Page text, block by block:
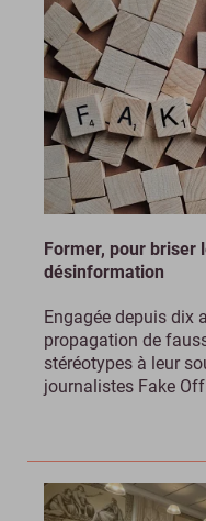
Former, pour briser
désinformation
Engagée depuis dix
propagation de
stéréotypes à leur
journalistes Fake